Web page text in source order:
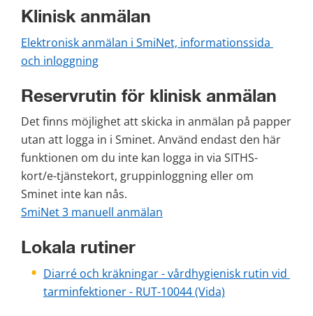
Klinisk anmälan
Elektronisk anmälan i SmiNet, informationssida
och inloggning
Reservrutin för klinisk anmälan
Det finns möjlighet att skicka in anmälan på papper
utan att logga in i Sminet. Använd endast den här
funktionen om du inte kan logga in via SITHS-
kort/e-tjänste­kort, gruppinloggning eller om
Sminet inte kan nås.
SmiNet 3 manuell anmälan
Lokala rutiner
Diarré och kräkningar - vårdhygienisk rutin vid
tarminfektioner - RUT-10044 (Vida)